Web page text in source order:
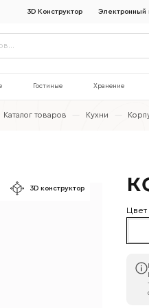
3D Конструктор Электронный
Гостиные Хранение
Каталог товаров — Кухни —
3D конструктор
Цвет